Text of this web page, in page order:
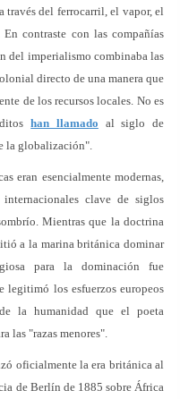
del ferrocarril, el vapor, el
contraste con las compañías
del imperialismo combinaba las
directo de una manera que
de los recursos locales. No es
han llamado al siglo de
la globalización".
eran esencialmente modernas,
clave de siglos
Mientras que la doctrina
a la marina británica dominar
para la dominación fue
legitimó los esfuerzos europeos
la humanidad que el poeta
las "razas menores".
oficialmente la era británica al
de Berlín de 1885 sobre África